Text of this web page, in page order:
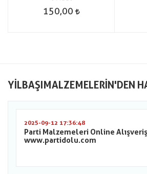
150,00
YILBAŞIMALZEMELERIN'DEN
2025-09-12 17:36:48
Parti Malzemeleri Online
www.partidolu.com